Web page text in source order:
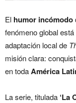
El humor incómodo
fenómeno global
adaptación local de
misión clara:
en todaAmérica
La serie, titulada ‘La